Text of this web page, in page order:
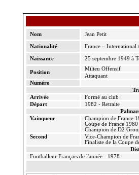
Nom Jean Petit
Nationalité France – International
Naissance 25 septembre 1949 à
Position
Milieu Offensif
Attaquant
Numéro
Arrivée
Formé au club
Départ
1982 - Retraite
Vainqueur
Champion de France
Coupe de France 1980
Champion de D2
Second
Vice-Champion de
Finaliste de la Coupe
Footballeur Français de l'année - 1978